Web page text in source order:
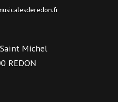
Michel
REDON